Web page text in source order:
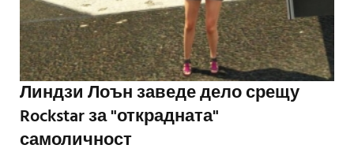
Линдзи Лоън заведе дело срещу
Rockstar за "открадната"
самоличност